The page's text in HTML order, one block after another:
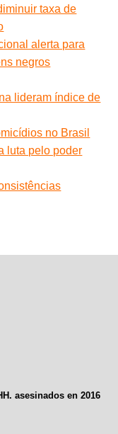
taxa de
alerta para
negros
lideram índice de
no Brasil
luta pelo poder
asesinados en 2016